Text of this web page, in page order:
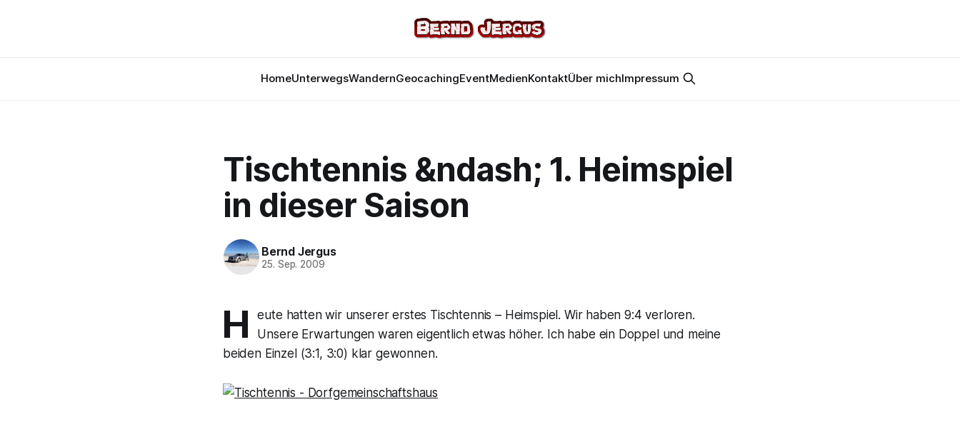
HomeUnterwegsWandernGeocachingEventMedienKontaktÜber michImpressum
Tischtennis &ndash; 1. Heimspiel
in dieser Saison
Bernd Jergus
25. Sep. 2009
H
eute hatten wir unserer erstes Tischtennis – Heimspiel. Wir haben 9:4 verloren.
Unsere Erwartungen waren eigentlich etwas höher. Ich habe ein Doppel und meine
beiden Einzel (3:1, 3:0) klar gewonnen.